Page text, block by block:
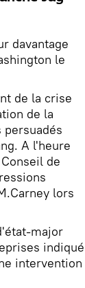
davantage
le
de la crise
de la
A l'heure
de
lors
major
indiqué
intervention